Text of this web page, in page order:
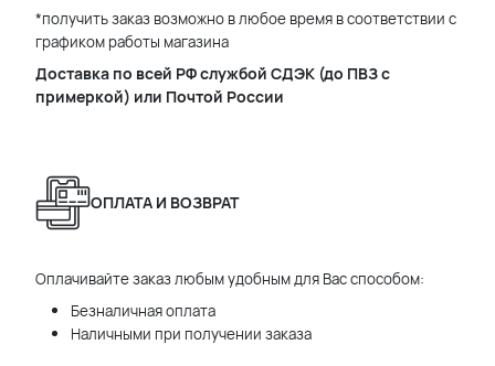
*получить заказ возможно в любое время в соответствии с
графиком работы магазина
Доставка по всей РФ службой СДЭК (до ПВЗ с
примеркой) или Почтой России
ОПЛАТА И ВОЗВРАТ
Оплачивайте заказ любым удобным для Вас способом:
Безналичная оплата
Наличными при получении заказа